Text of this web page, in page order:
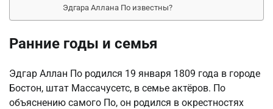
Эдгара Аллана По известны?
Ранние годы и семья
Эдгар Аллан По родился 19 января 1809 года в городе
Бостон, штат Массачусетс, в семье актёров. По
объяснению самого По, он родился в окрестностях